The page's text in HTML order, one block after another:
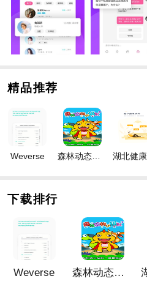
【视频交友】独属你与她的视
闲聊聊到尽兴。根据兴趣标
总能找到你得高颜值小姐姐
友功能不仅支持一对一聊天
背景等个性化设置，让用户
升匹配成功率。
一个人，扩列陌生人，探觅陌
户发布文字、图片和视频动
他用户可以通过点赞、评论
立更深层次的联系。此外，
精品推荐
Weverse 森林动态壁纸
下载排行
Weverse 森林动态壁纸